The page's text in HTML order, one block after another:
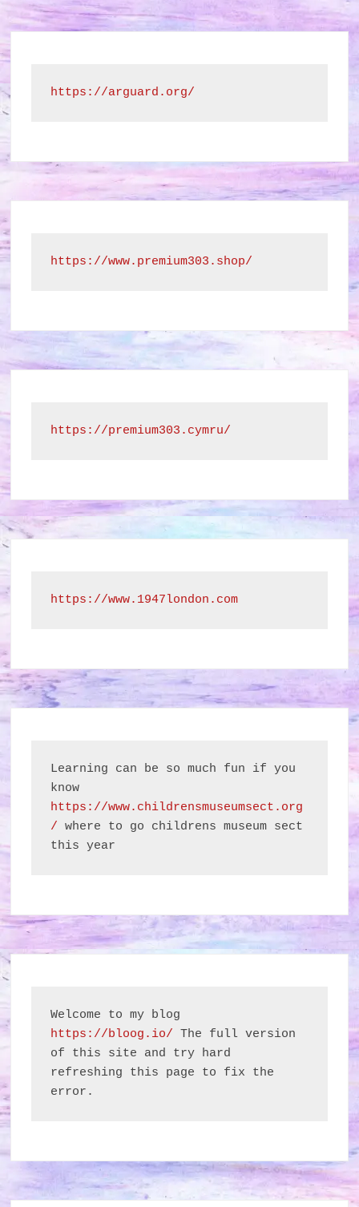
https://arguard.org/
https://www.premium303.shop/
https://premium303.cymru/
https://www.1947london.com
Learning can be so much fun if you
https://www.childrensmuseumsect.org
/ where to go childrens museum sect
this year
https://bloog.io/ The full version
of this site and try hard
refreshing this page to fix the
error.